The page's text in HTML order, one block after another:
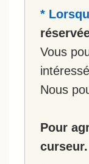
*
Vous
Nous
Pour
curseur.